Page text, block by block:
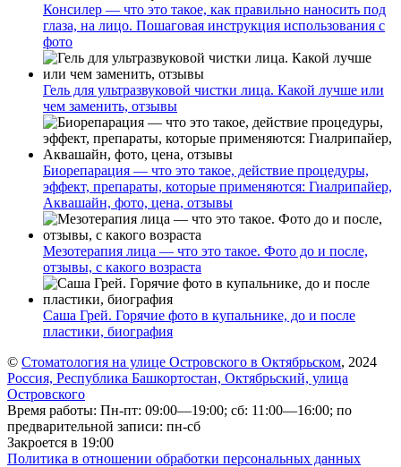
Консилер — что это такое, как правильно наносить под
глаза, на лицо. Пошаговая инструкция использования с
фото
Гель для ультразвуковой чистки лица. Какой лучше или
чем заменить, отзывы
Биорепарация — что это такое, действие процедуры,
эффект, препараты, которые применяются: Гиалрипайер,
Аквашайн, фото, цена, отзывы
Мезотерапия лица — что это такое. Фото до и после,
отзывы, с какого возраста
Саша Грей. Горячие фото в купальнике, до и после
пластики, биография
© Стоматология на улице Островского в Октябрьском, 2024
Россия, Республика Башкортостан, Октябрьский, улица
Островского
Время работы: Пн-пт: 09:00—19:00; сб: 11:00—16:00; по
предварительной записи: пн-сб
Закроется в 19:00
Политика в отношении обработки персональных данных